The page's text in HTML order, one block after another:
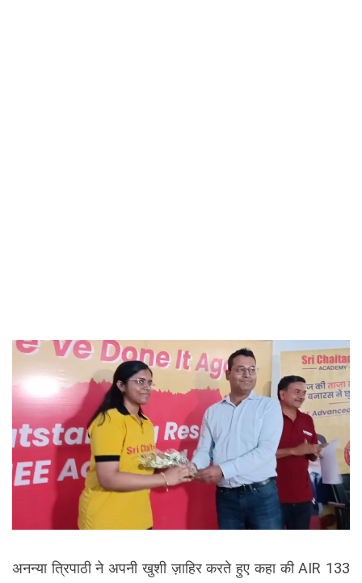
अनन्या त्रिपाठी ने अपनी खुशी ज़ाहिर करते हुए कहा की AIR 133